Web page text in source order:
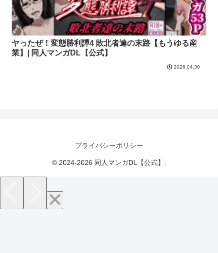
ヤったぜ！変態勝利譚4 敗北者達の末路【もうゆる産
業】| 同人マンガDL【公式】
2026.04.30
プライバシーポリシー
© 2024-2026 同人マンガDL【公式】.